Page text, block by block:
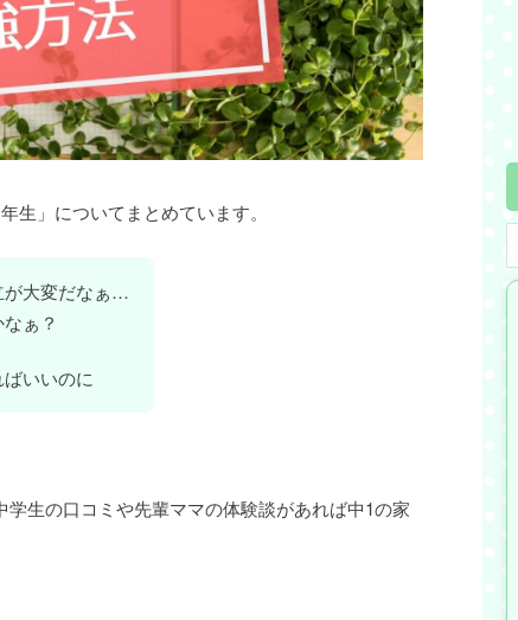
生」についてまとめています。
が大変だなぁ…
ぁ？
いいのに
学生の口コミや先輩ママの体験談があれば中1の家